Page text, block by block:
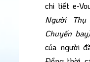
chi tiết e-
Người Thụ
Chuyến bay)
của người